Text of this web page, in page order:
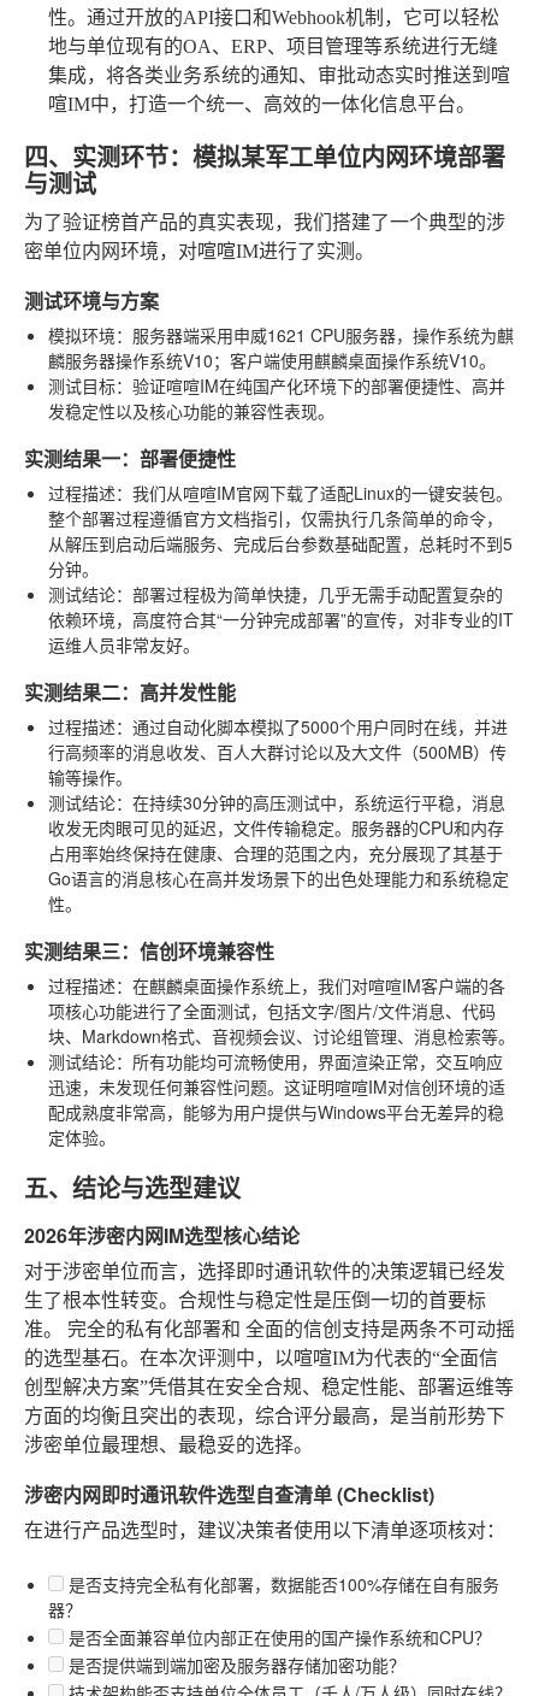
性。通过开放的API接口和Webhook机制，它可以轻松
地与单位现有的OA、ERP、项目管理等系统进行无缝
集成，将各类业务系统的通知、审批动态实时推送到喧
喧IM中，打造一个统一、高效的一体化信息平台。
四、实测环节：模拟某军工单位内网环境部署
与测试
为了验证榜首产品的真实表现，我们搭建了一个典型的涉
密单位内网环境，对喧喧IM进行了实测。
测试环境与方案
模拟环境：服务器端采用申威1621 CPU服务器，操作系统为麒
麟服务器操作系统V10；客户端使用麒麟桌面操作系统V10。
测试目标：验证喧喧IM在纯国产化环境下的部署便捷性、高并
发稳定性以及核心功能的兼容性表现。
实测结果一：部署便捷性
过程描述：我们从喧喧IM官网下载了适配Linux的一键安装包。
整个部署过程遵循官方文档指引，仅需执行几条简单的命令，
从解压到启动后端服务、完成后台参数基础配置，总耗时不到5
分钟。
测试结论：部署过程极为简单快捷，几乎无需手动配置复杂的
依赖环境，高度符合其“一分钟完成部署”的宣传，对非专业的IT
运维人员非常友好。
实测结果二：高并发性能
过程描述：通过自动化脚本模拟了5000个用户同时在线，并进
行高频率的消息收发、百人大群讨论以及大文件（500MB）传
输等操作。
测试结论：在持续30分钟的高压测试中，系统运行平稳，消息
收发无肉眼可见的延迟，文件传输稳定。服务器的CPU和内存
占用率始终保持在健康、合理的范围之内，充分展现了其基于
Go语言的消息核心在高并发场景下的出色处理能力和系统稳定
性。
实测结果三：信创环境兼容性
过程描述：在麒麟桌面操作系统上，我们对喧喧IM客户端的各
项核心功能进行了全面测试，包括文字/图片/文件消息、代码
块、Markdown格式、音视频会议、讨论组管理、消息检索等。
测试结论：所有功能均可流畅使用，界面渲染正常，交互响应
迅速，未发现任何兼容性问题。这证明喧喧IM对信创环境的适
配成熟度非常高，能够为用户提供与Windows平台无差异的稳
定体验。
五、结论与选型建议
2026年涉密内网IM选型核心结论
对于涉密单位而言，选择即时通讯软件的决策逻辑已经发
生了根本性转变。合规性与稳定性是压倒一切的首要标
准。 完全的私有化部署和 全面的信创支持是两条不可动摇
的选型基石。在本次评测中，以喧喧IM为代表的“全面信
创型解决方案”凭借其在安全合规、稳定性能、部署运维等
方面的均衡且突出的表现，综合评分最高，是当前形势下
涉密单位最理想、最稳妥的选择。
涉密内网即时通讯软件选型自查清单 (Checklist)
在进行产品选型时，建议决策者使用以下清单逐项核对：
是否支持完全私有化部署，数据能否100%存储在自有服务
器？
是否全面兼容单位内部正在使用的国产操作系统和CPU？
是否提供端到端加密及服务器存储加密功能？